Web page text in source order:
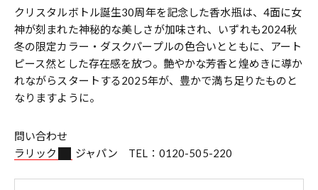
クリスタルボトル誕生30周年を記念した香水瓶は、4面に女
神が刻まれた神秘的な美しさが加味され、いずれも2024秋
冬の限定カラー・ダスクパープルの色合いとともに、アート
ピース然とした存在感を放つ。艶やかな芳香と煌めきに導か
れながらスタートする2025年が、豊かで満ち足りたものと
なりますように。
問い合わせ
ラリック
ジャパン TEL：0120-505-220